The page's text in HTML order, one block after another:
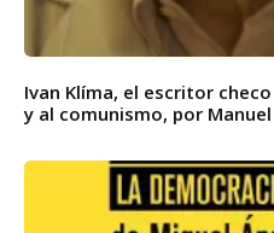
Ivan Klíma, el escritor
y al comunismo, por